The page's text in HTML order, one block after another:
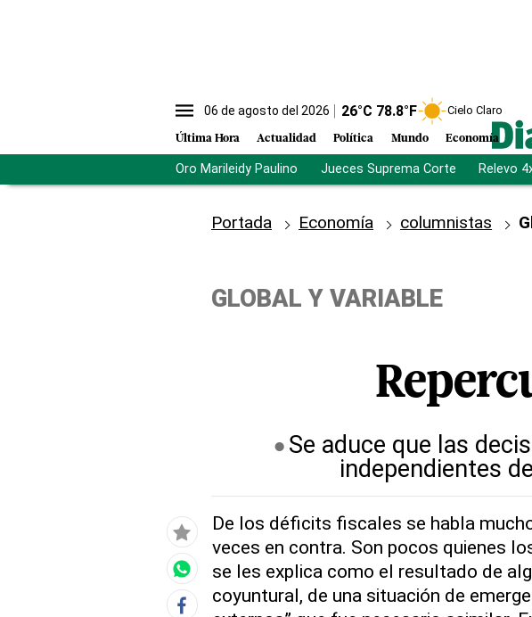
06 de agosto del 2026 26°C 78.8°F Cielo Claro
Última Hora Actualidad Política Mundo Economía
Oro Marileidy Paulino Jueces Suprema Corte Relevo
Portada Economía columnistas
GLOBAL Y VARIABLE
Se aduce que las
independientes
De los déficits fiscales se habla
veces en contra. Son pocos quienes
se les explica como el resultado de
coyuntural, de una situación de